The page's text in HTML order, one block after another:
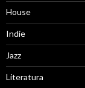
House
Indie
Jazz
Literatura